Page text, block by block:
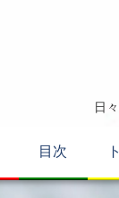
日
目次